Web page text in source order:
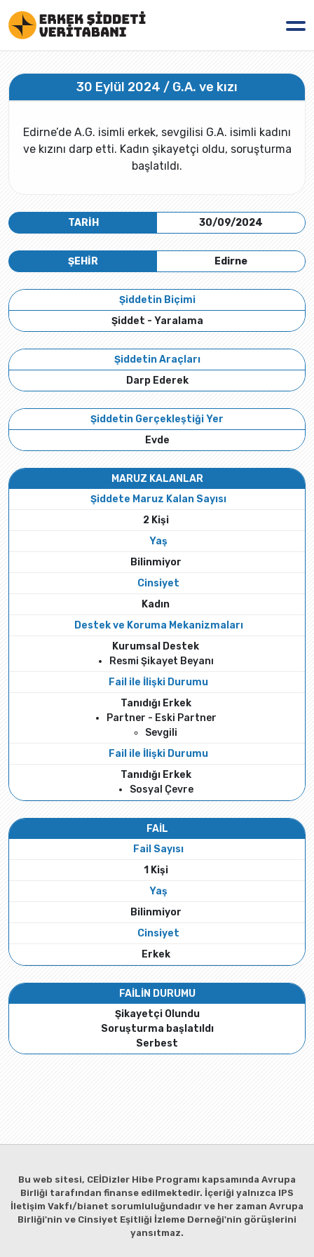
30 Eylül 2024 / G.A. ve kızı
Edirne’de A.G. isimli erkek, sevgilisi G.A. isimli kadını
ve kızını darp etti. Kadın şikayetçi oldu, soruşturma
başlatıldı.
TARİH 30/09/2024
Edirne
ŞEHİR
Şiddetin Biçimi
Şiddet - Yaralama
Şiddetin Araçları
Darp Ederek
Şiddetin Gerçekleştiği Yer
Evde
MARUZ KALANLAR
Şiddete Maruz Kalan Sayısı
2 Kişi
Yaş
Bilinmiyor
Cinsiyet
Kadın
Destek ve Koruma Mekanizmaları
Kurumsal Destek
Resmi Şikayet Beyanı
Fail ile İlişki Durumu
Tanıdığı Erkek
Partner - Eski Partner
Sevgili
Fail ile İlişki Durumu
Tanıdığı Erkek
Sosyal Çevre
FAİL
Fail Sayısı
1 Kişi
Yaş
Bilinmiyor
Cinsiyet
Erkek
FAİLİN DURUMU
Şikayetçi Olundu
Soruşturma başlatıldı
Serbest
Bu web sitesi, CEİDizler Hibe Programı kapsamında Avrupa
Birliği tarafından finanse edilmektedir. İçeriği yalnızca IPS
İletişim Vakfı/bianet sorumluluğundadır ve her zaman Avrupa
Birliği'nin ve Cinsiyet Eşitliği İzleme Derneği'nin görüşlerini
yansıtmaz.